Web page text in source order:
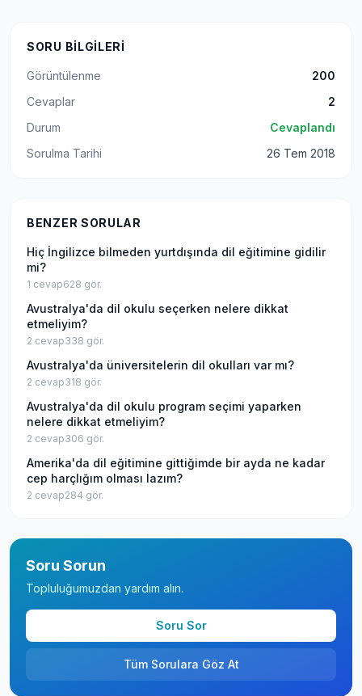
SORU BILGILERI
Görüntülenme
200
Cevaplar
2
Durum
Cevaplandı
Sorulma Tarihi
26 Tem 2018
BENZER SORULAR
Hiç İngilizce bilmeden yurtdışında dil eğitimine gidilir
mi?
1 cevap628 gör.
Avustralya'da dil okulu seçerken nelere dikkat
etmeliyim?
2 cevap338 gör.
Avustralya'da üniversitelerin dil okulları var mı?
2 cevap318 gör.
Avustralya'da dil okulu program seçimi yaparken
nelere dikkat etmeliyim?
2 cevap306 gör.
Amerika'da dil eğitimine gittiğimde bir ayda ne kadar
cep harçlığım olması lazım?
2 cevap284 gör.
Soru Sorun
Topluluğumuzdan yardım alın.
Soru Sor
Tüm Sorulara Göz At